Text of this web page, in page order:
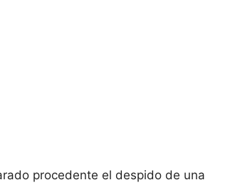
procedente el despido de una